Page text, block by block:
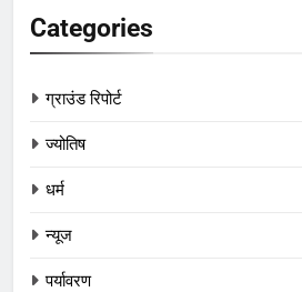
Categories
ग्राउंड रिपोर्ट
ज्योतिष
धर्म
न्यूज
पर्यावरण